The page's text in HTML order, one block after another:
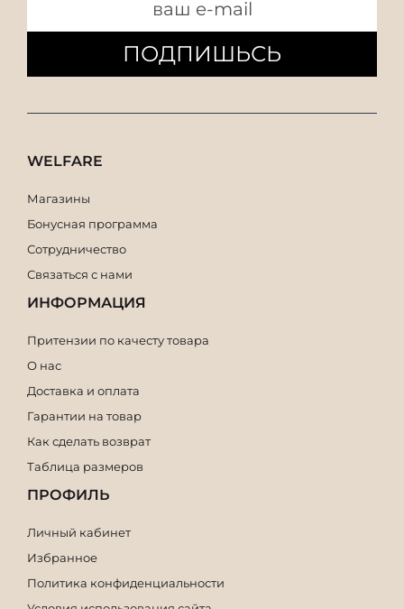
ПОДПИШЬСЬ
WELFARE
Магазины
Бонусная программа
Сотрудничество
Связаться с нами
ИНФОРМАЦИЯ
Притензии по качесту товара
О нас
Доставка и оплата
Гарантии на товар
Как сделать возврат
Таблица размеров
ПРОФИЛЬ
Личный кабинет
Избранное
Политика конфиденциальности